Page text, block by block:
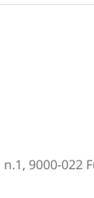
9000-022